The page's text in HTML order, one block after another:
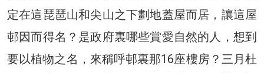
定在這琵琶山和尖山之下劃地蓋屋而居，讓這屋
邨因而得名？是政府裏哪些賞愛自然的人，想到
要以植物之名，來稱呼邨裏那16座樓房？三月杜